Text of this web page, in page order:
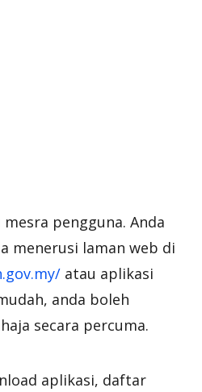
pengguna. Anda
menerusi laman web di
atau aplikasi
anda boleh
secara percuma.
aplikasi, daftar